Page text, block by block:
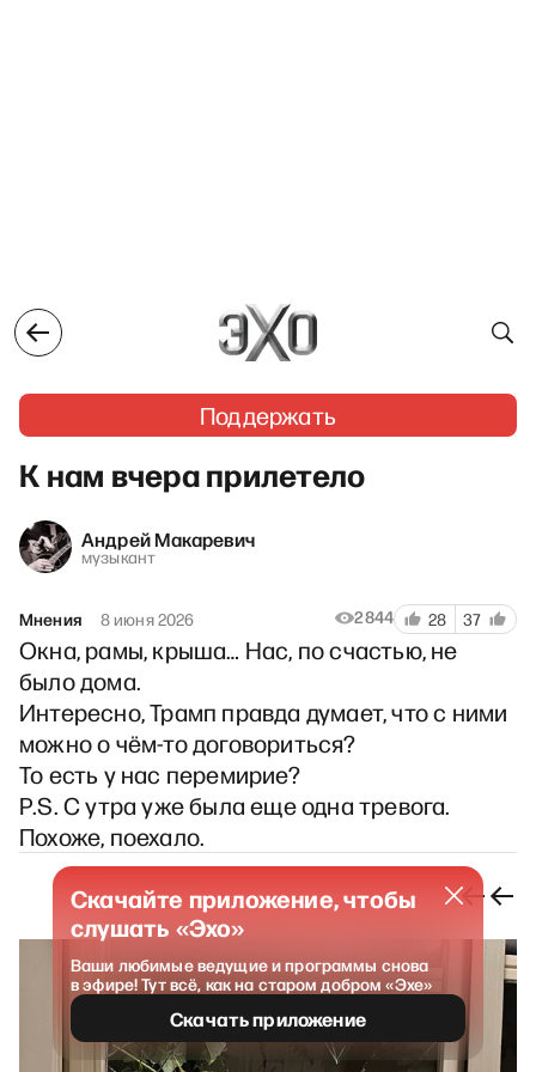
Поддержать
К нам вчера прилетело
Андрей Макаревич
музыкант
Мнения 8 июня 2026 2844 28 37
Окна, рамы, крыша… Нас, по счастью, не
было дома.
Интересно, Трамп правда думает, что с ними
можно о чём-то договориться?
То есть у нас перемирие?
P.S. С утра уже была еще одна тревога.
Похоже, поехало.
Скачайте приложение, чтобы
слушать «Эхо»
Ваши любимые ведущие и программы снова
в эфире! Тут всё, как на старом добром «Эхе»
Скачать приложение